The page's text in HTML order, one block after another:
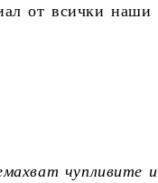
от всички
чупливите